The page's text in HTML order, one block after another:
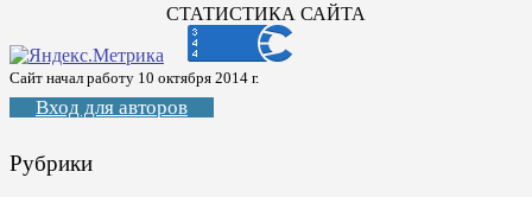
СТАТИСТИКА САЙТА
Сайт начал работу 10 октября 2014 г.
Вход для авторов
Рубрики